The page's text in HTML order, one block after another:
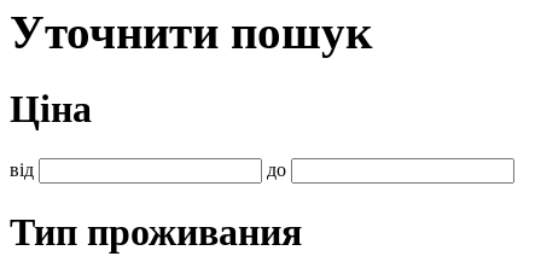
Уточнити пошук
Ціна
від до
Тип проживания